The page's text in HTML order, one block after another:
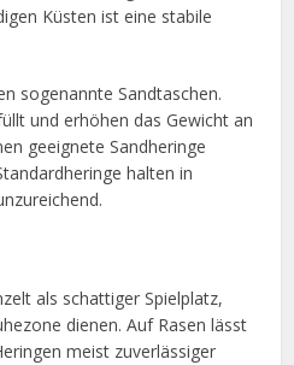
Küsten ist eine stabile
sogenannte Sandtaschen.
und erhöhen das Gewicht an
geeignete Sandheringe
halten in
als schattiger Spielplatz,
dienen. Auf Rasen lässt
meist zuverlässiger